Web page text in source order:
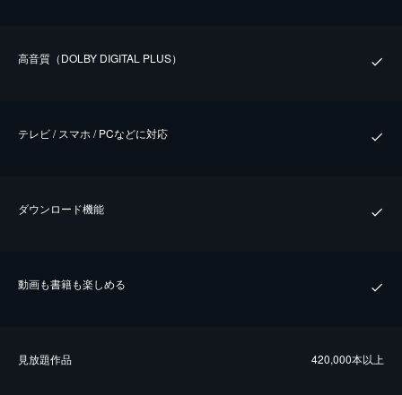
⾼⾳質（DOLBY DIGITAL PLUS）
テレビ / スマホ / PCなどに対応
ダウンロード機能
動画も書籍も楽しめる
⾒放題作品 420,000本以上